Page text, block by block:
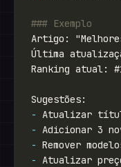
-
-
-
-